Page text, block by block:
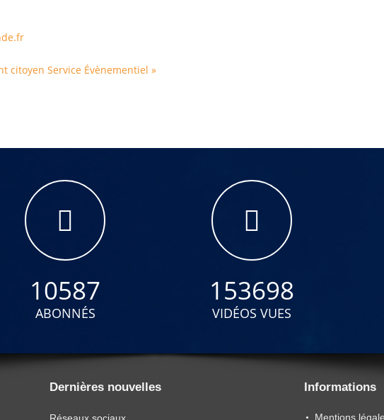
citoyen Service Évènementiel »
10587
ABONNÉS
153698
VIDÉOS VUES
Dernières nouvelles
Réseaux sociaux
Informations
Mentions